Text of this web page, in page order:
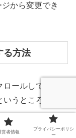
から変更でき
る方法
ールして真ん中
うところがあり
営者情報
プライバシーポリシ
ー